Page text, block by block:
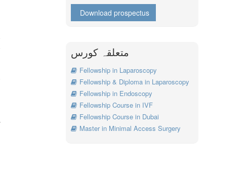
Download prospectus
متعلقہ کورس
Fellowship in Laparoscopy
Fellowship & Diploma in Laparoscopy
Fellowship in Endoscopy
Fellowship Course in IVF
Fellowship Course in Dubai
Master in Minimal Access Surgery